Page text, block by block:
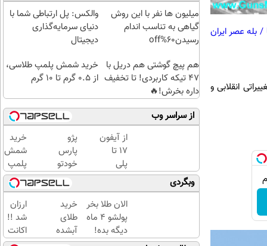
/ بله عصر ایران
انقلابی و
میلیون ها نفر با این روش
گیاهی به تناسب اندام
رسیدن60%off
والکس: پل ارتباطی شما با
دنیای سرمایه‌گذاری
دیجیتال
هم پیچ گوشتی هم دریل با
47 تیکه کاربردی! تا تخفیف
داره بخرش!🔥
خرید شمش پلمپ طلاسی،
از ۰.۵ گرم تا ۱۰ گرم
از سراسر وب
از آیفون
17 تا
پلی
استیشن
5 جایزه
ببر 🎮
😍📱 |
بازی کن
، گردونه
پژو
پارس
خودتو
گذاشتی
برای
فروش؟
اینجا به
راحتی
بفروش
خرید
شمش
پلمپ
طلاسی،
از ۰.۵
گرم تا
۱۰ گرم
وبگردی
الان طلا بخر
پولشو 4 ماه
دیگه بده!
خرید
طلای
آبشده
ارزان
شد !!
اکانت